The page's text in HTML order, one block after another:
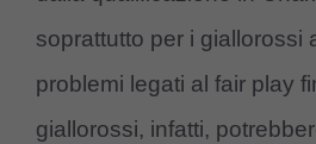
soprattutto per i giallorossi
problemi legati al fair play
giallorossi, infatti,